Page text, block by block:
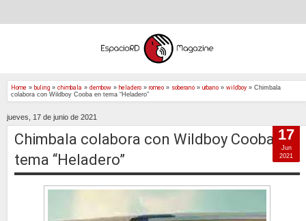
Home » buling » chimbala » dembow » heladero » romeo » soberano » urbano » wildboy » Chimbala
colabora con Wildboy Cooba en tema “Heladero”
jueves, 17 de junio de 2021
Chimbala colabora con Wildboy Cooba en
tema “Heladero”
17
Jun
2021